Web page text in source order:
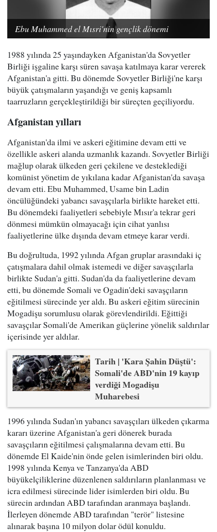
Ebu Muhammed el Mısri'nin gençlik dönemi
1988 yılında 25 yaşındayken Afganistan'da Sovyetler
Birliği işgaline karşı süren savaşa katılmaya karar vererek
Afganistan'a gitti. Bu dönemde Sovyetler Birliği'ne karşı
büyük çatışmaların yaşandığı ve geniş kapsamlı
taarruzların gerçekleştirildiği bir süreçten geçiliyordu.
Afganistan yılları
Afganistan'da ilmi ve askeri eğitimine devam etti ve
özellikle askeri alanda uzmanlık kazandı. Sovyetler Birliği
mağlup olarak ülkeden geri çekilene ve desteklediği
komünist yönetim de yıkılana kadar Afganistan'da savaşa
devam etti. Ebu Muhammed, Usame bin Ladin
öncülüğündeki yabancı savaşçılarla birlikte hareket etti.
Bu dönemdeki faaliyetleri sebebiyle Mısır'a tekrar geri
dönmesi mümkün olmayacağı için cihat yanlısı
faaliyetlerine ülke dışında devam etmeye karar verdi.
Bu doğrultuda, 1992 yılında Afgan gruplar arasındaki iç
çatışmalara dahil olmak istemedi ve diğer savaşçılarla
birlikte Sudan'a gitti. Sudan'da da faaliyetlerine devam
etti, bu dönemde Somali ve Ogadin'deki savaşçıların
eğitilmesi sürecinde yer aldı. Bu askeri eğitim sürecinin
Mogadişu sorumlusu olarak görevlendirildi. Eğittiği
savaşçılar Somali'de Amerikan güçlerine yönelik saldırılar
içerisinde yer aldılar.
Tarih | 'Kara Şahin Düştü':
Somali'de ABD'nin 19 kayıp
verdiği Mogadişu
Muharebesi
1996 yılında Sudan'ın yabancı savaşçıları ülkeden çıkarma
kararı üzerine Afganistan'a geri dönerek burada
savaşçıların eğitilmesi çalışmalarına devam etti. Bu
dönemde El Kaide'nin önde gelen isimlerinden biri oldu.
1998 yılında Kenya ve Tanzanya'da ABD
büyükelçiliklerine düzenlenen saldırıların planlanması ve
icra edilmesi sürecinde lider isimlerden biri oldu. Bu
sürecin ardından ABD tarafından aranmaya başlandı.
İlerleyen dönemde ABD tarafından "terör" listesine
alınarak başına 10 milyon dolar ödül konuldu.